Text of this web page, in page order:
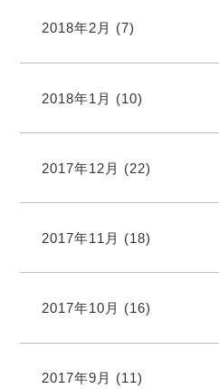
2018年2月 (7)
2018年1月 (10)
2017年12月 (22)
2017年11月 (18)
2017年10月 (16)
2017年9月 (11)